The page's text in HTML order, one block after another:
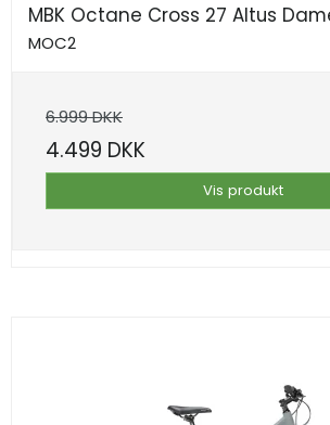
MBK Octane Cross 27 Altus
MOC2
6.999 DKK
4.499 DKK
Vis produkt